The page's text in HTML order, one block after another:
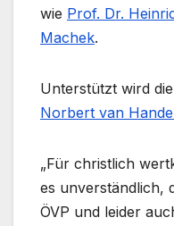
wie Prof. Dr.
Machek.
Unterstützt wird
Norbert van
„Für christlich
es unverständlich,
ÖVP und leider